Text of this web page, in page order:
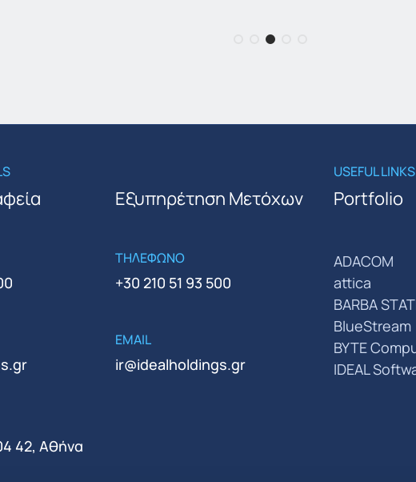
42, Αθήνα
Εξυπηρέτηση Μετόχων
ΤΗΛΕΦΩΝΟ
+30 210 51 93 500
EMAIL
ir@idealholdings.gr
USEFUL LINKS
Portfolio
ADACOM
attica
BARBA
BlueStream
BYTE
IDEAL